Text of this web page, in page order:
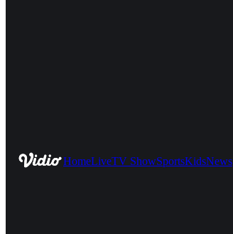
HomeLiveTV ShowSportsKidsNews